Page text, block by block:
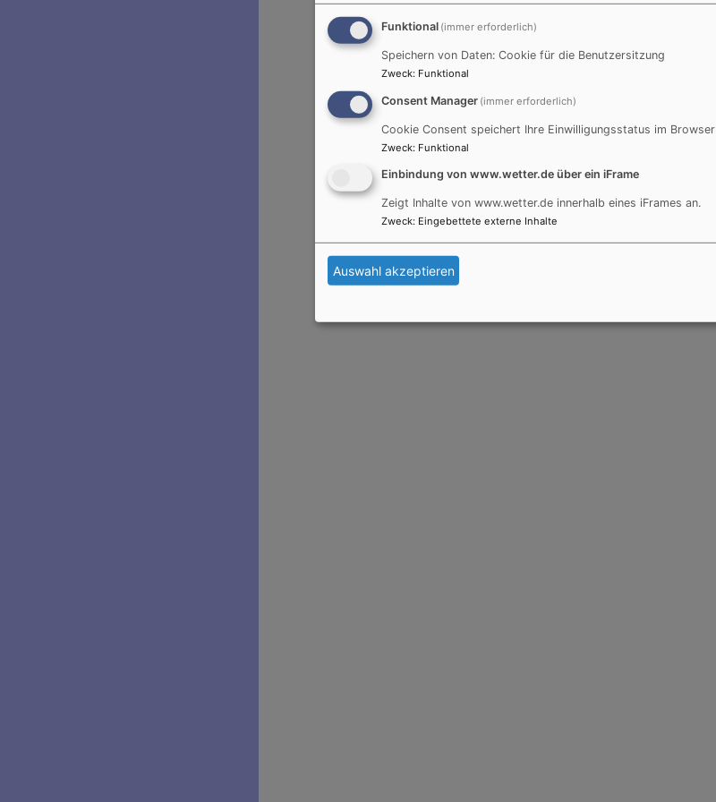
Funktional (immer erforderlich)
Speichern von Daten: Cookie für die Benutzersitzung
Zweck: Funktional
Consent Manager (immer erforderlich)
Cookie Consent speichert Ihre Einwilligungsstatus im Browser
Zweck: Funktional
Einbindung von www.wetter.de über ein iFrame
Zeigt Inhalte von www.wetter.de innerhalb eines iFrames an.
Zweck: Eingebettete externe Inhalte
Auswahl akzeptieren